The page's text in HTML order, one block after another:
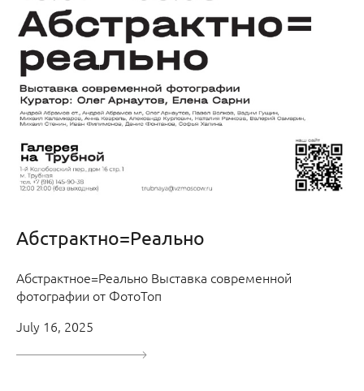
Абстрактно=Реально
Абстрактное=Реально Выставка современной
фотографии от ФотоТоп
July 16, 2025